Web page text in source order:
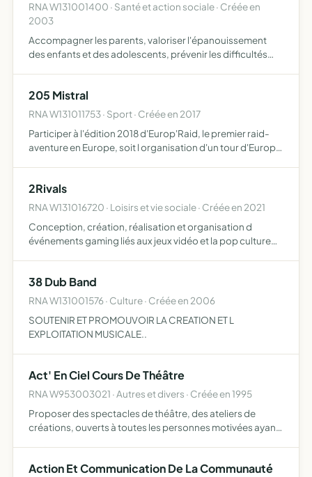
RNA W131001400 · Santé et action sociale · Créée en
2003
Accompagner les parents, valoriser l'épanouissement
des enfants et des adolescents, prévenir les difficultés
de l…
205 Mistral
RNA W131011753 · Sport · Créée en 2017
Participer à l'édition 2018 d'Europ'Raid, le premier raid-
aventure en Europe, soit l organisation d'un tour d'Europe
2Rivals
RNA W131016720 · Loisirs et vie sociale · Créée en 2021
Conception, création, réalisation et organisation d
événements gaming liés aux jeux vidéo et la pop culture
38 Dub Band
RNA W131001576 · Culture · Créée en 2006
SOUTENIR ET PROMOUVOIR LA CREATION ET L
EXPLOITATION MUSICALE..
Act' En Ciel Cours De Théâtre
RNA W953003021 · Autres et divers · Créée en 1995
Proposer des spectacles de théâtre, des ateliers de
créations, ouverts à toutes les personnes motivées ayant
Action Et Communication De La Communauté